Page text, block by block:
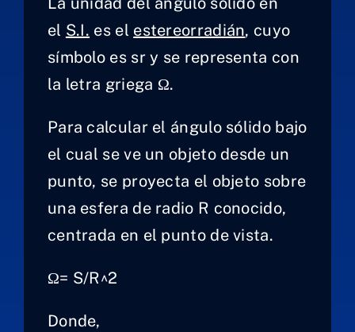
el S.I. es el estereorradián, cuyo
símbolo es sr y se representa con
la letra griega Ω.
Para calcular el ángulo sólido bajo
el cual se ve un objeto desde un
punto, se proyecta el objeto sobre
una esfera de radio R conocido,
centrada en el punto de vista.
Ω= S/R^2
Donde,
Empresa
Productos
Servicios